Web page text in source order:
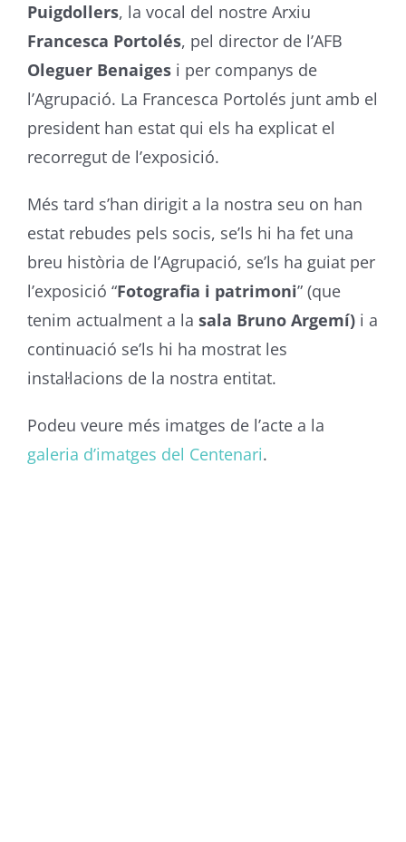
Puigdollers, la vocal del nostre Arxiu
Francesca Portolés, pel director de l’AFB
Oleguer Benaigesi per companys de
l’Agrupació. La Francesca Portolés junt amb el
president han estat qui els ha explicat el
recorregut de l’exposició.
Més tard s’han dirigit a la nostra seu on han
estat rebudes pels socis, se’ls hi ha fet una
breu història de l’Agrupació, se’ls ha guiat per
l’exposició “Fotografia i patrimoni” (que
tenim actualment a la sala Bruno Argemí)i a
continuació se’ls hi ha mostrat les
instal·lacions de la nostra entitat.
Podeu veure més imatges de l’acte a la
galeria d’imatges del Centenari.